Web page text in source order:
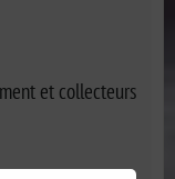
et collecteurs